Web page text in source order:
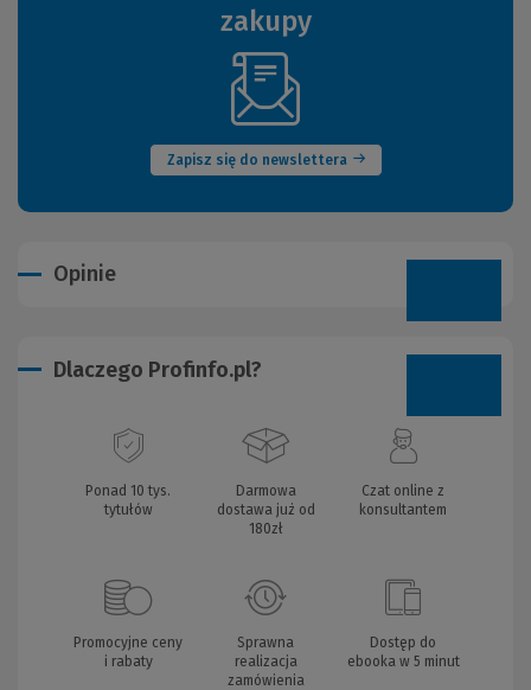
zakupy
Zapisz się do newslettera
(Nowe
okno)
Opinie
Dlaczego Profinfo.pl?
Ponad 10 tys.
tytułów
Darmowa
dostawa już od
180zł
Czat online z
konsultantem
Promocyjne ceny
i rabaty
Sprawna
realizacja
zamówienia
Dostęp do
ebooka w 5 minut